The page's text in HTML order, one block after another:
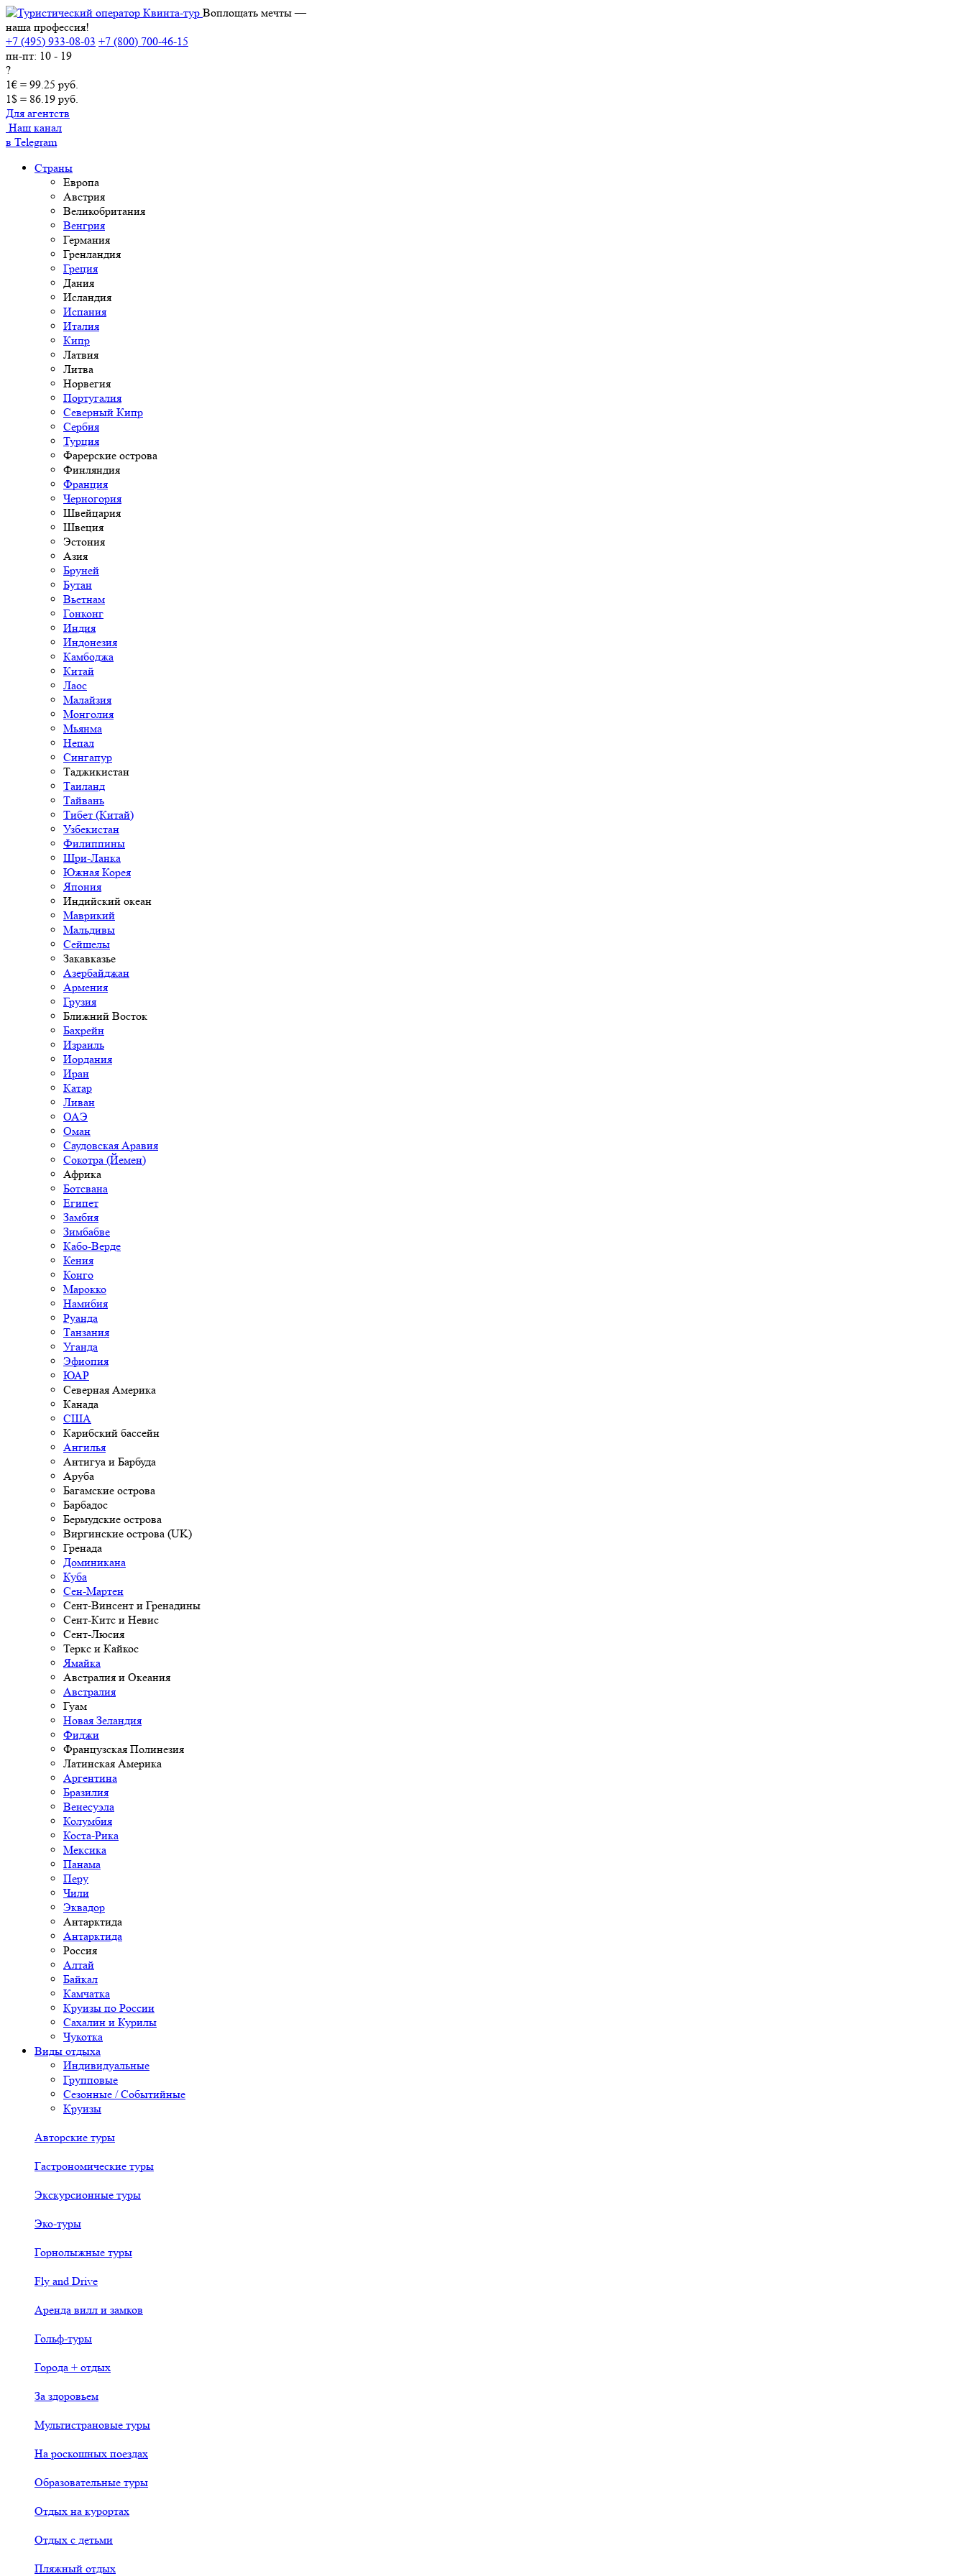
Воплощать мечты —
наша профессия!
+7 (495) 933-08-03 +7 (800) 700-46-15
пн-пт: 10 - 19
?
1€ = 99.25 руб.
1$ = 86.19 руб.
Для агентств
Наш канал
в Telegram
Страны
Европа
Австрия
Великобритания
Венгрия
Германия
Гренландия
Греция
Дания
Исландия
Испания
Италия
Кипр
Латвия
Литва
Норвегия
Португалия
Северный Кипр
Сербия
Турция
Фарерские острова
Финляндия
Франция
Черногория
Швейцария
Швеция
Эстония
Азия
Бруней
Бутан
Вьетнам
Гонконг
Индия
Индонезия
Камбоджа
Китай
Лаос
Малайзия
Монголия
Мьянма
Непал
Сингапур
Таджикистан
Таиланд
Тайвань
Тибет (Китай)
Узбекистан
Филиппины
Шри-Ланка
Южная Корея
Япония
Индийский океан
Маврикий
Мальдивы
Сейшелы
Закавказье
Азербайджан
Армения
Грузия
Ближний Восток
Бахрейн
Израиль
Иордания
Иран
Катар
Ливан
ОАЭ
Оман
Саудовская Аравия
Сокотра (Йемен)
Африка
Ботсвана
Египет
Замбия
Зимбабве
Кабо-Верде
Кения
Конго
Марокко
Намибия
Руанда
Танзания
Уганда
Эфиопия
ЮАР
Северная Америка
Канада
США
Карибский бассейн
Ангилья
Антигуа и Барбуда
Аруба
Багамские острова
Барбадос
Бермудские острова
Виргинские острова (UK)
Гренада
Доминикана
Куба
Сен-Мартен
Сент-Винсент и Гренадины
Сент-Китс и Невис
Сент-Люсия
Теркс и Кайкос
Ямайка
Австралия и Океания
Австралия
Гуам
Новая Зеландия
Фиджи
Французская Полинезия
Латинская Америка
Аргентина
Бразилия
Венесуэла
Колумбия
Коста-Рика
Мексика
Панама
Перу
Чили
Эквадор
Антарктида
Антарктида
Россия
Алтай
Байкал
Камчатка
Круизы по России
Сахалин и Курилы
Чукотка
Виды отдыха
Индивидуальные
Групповые
Сезонные / Событийные
Круизы
Авторские туры
Гастрономические туры
Экскурсионные туры
Эко-туры
Горнолыжные туры
Fly and Drive
Аренда вилл и замков
Гольф-туры
Города + отдых
За здоровьем
Мультистрановые туры
На роскошных поездах
Образовательные туры
Отдых на курортах
Отдых с детьми
Пляжный отдых